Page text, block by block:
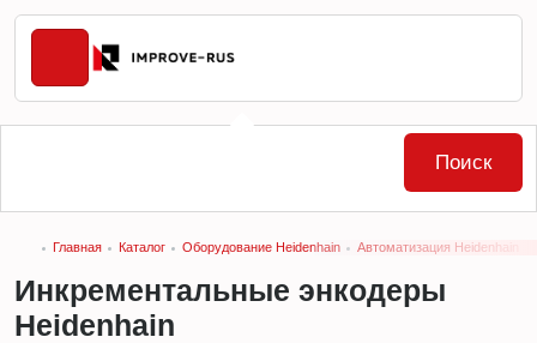
Главная Каталог Оборудование Heidenhain Автоматизация Heidenhain
Инкрементальные энкодеры
Heidenhain
Поиск